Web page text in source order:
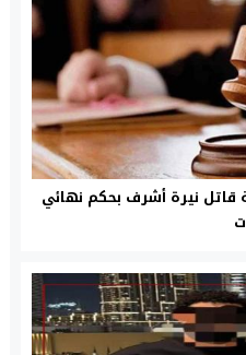
قاتل نيرة أشرف بحكم نهائي